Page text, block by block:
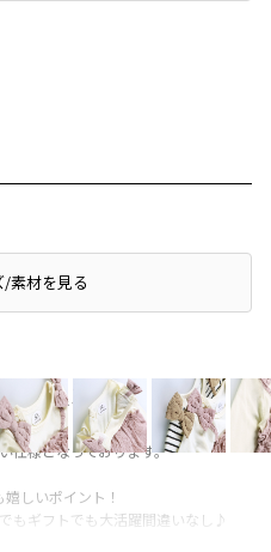
/素材を見る
オールです。
仕様となっております。
しいポイント！
もギフトでも大活躍間違いなし♪